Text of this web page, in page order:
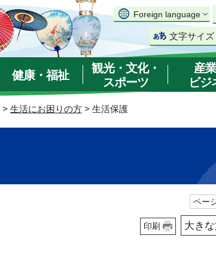
Foreign language
文字サイ
健康・福祉
観光・文化・
スポーツ
産
ビジ
> 生活にお困りの方 > 生活保護
ペー
印刷 大き